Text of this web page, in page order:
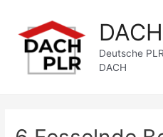
springen
Deutsche
DACH